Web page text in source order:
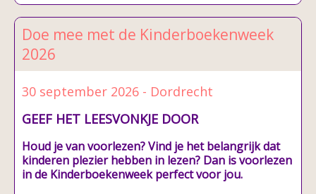
Doe mee met de Kinderboekenweek
2026
30 september 2026 - Dordrecht
GEEF HET LEESVONKJE DOOR
Houd je van voorlezen? Vind je het belangrijk dat
kinderen plezier hebben in lezen? Dan is voorlezen
in de Kinderboekenweek perfect voor jou.